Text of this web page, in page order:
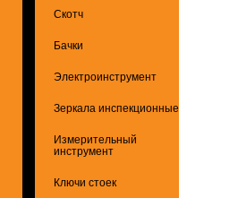
Скотч
Бачки
Электроинструмент
Зеркала инспекционные
Измерительный
инструмент
Ключи стоек